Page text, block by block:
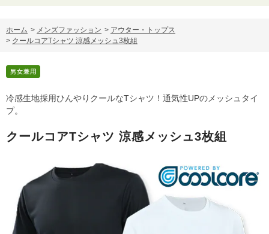
ホーム > メンズファッション > アウター・トップス
> クールコアTシャツ 涼感メッシュ3枚組
冷感生地採用ひんやりクールなTシャツ！通気性UPのメッシュタイ
プ。
クールコアTシャツ 涼感メッシュ3枚組